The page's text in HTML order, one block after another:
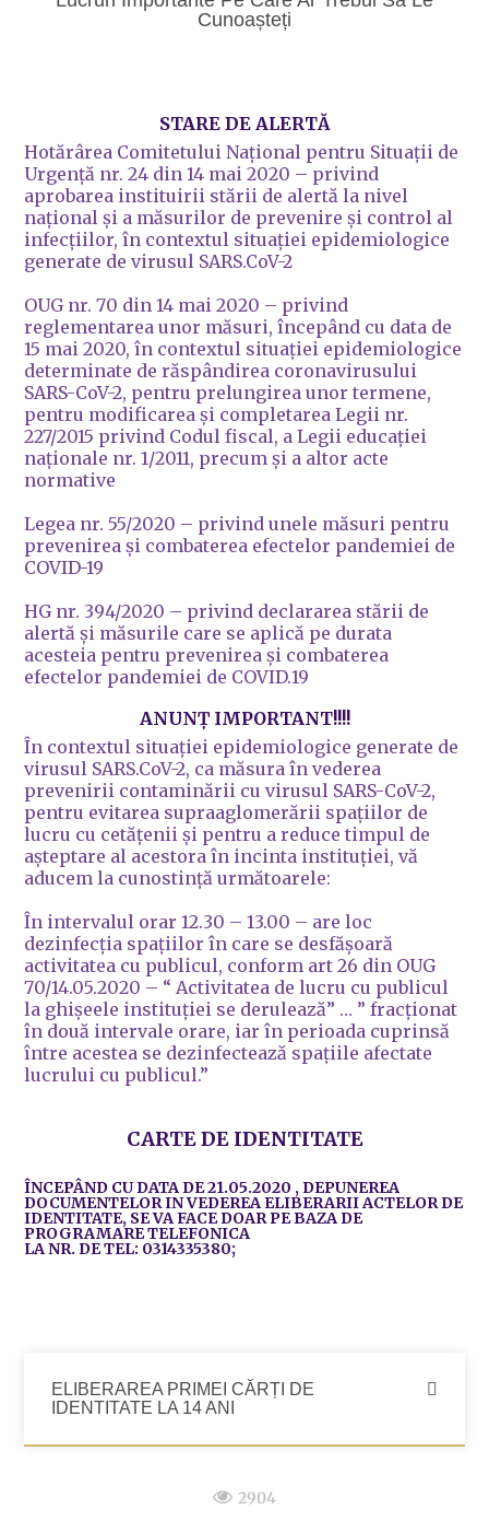
Cunoașteți
STARE DE ALERTĂ
Hotărârea Comitetului Naţional pentru Situaţii de
Urgenţă nr. 24 din 14 mai 2020 – privind
aprobarea instituirii stării de alertă la nivel
naţional şi a măsurilor de prevenire şi control al
infecţiilor, în contextul situaţiei epidemiologice
generate de virusul SARS.CoV-2
OUG nr. 70 din 14 mai 2020 – privind
reglementarea unor măsuri, începând cu data de
15 mai 2020, în contextul situaţiei epidemiologice
determinate de răspândirea coronavirusului
SARS-CoV-2, pentru prelungirea unor termene,
pentru modificarea şi completarea Legii nr.
227/2015 privind Codul fiscal, a Legii educaţiei
naţionale nr. 1/2011, precum şi a altor acte
normative
Legea nr. 55/2020 – privind unele măsuri pentru
prevenirea şi combaterea efectelor pandemiei de
COVID-19
HG nr. 394/2020 – privind declararea stării de
alertă şi măsurile care se aplică pe durata
acesteia pentru prevenirea şi combaterea
efectelor pandemiei de COVID.19
ANUNȚ IMPORTANT!!!!
În contextul situaţiei epidemiologice generate de
virusul SARS.CoV-2, ca măsura în vederea
prevenirii contaminării cu virusul SARS-CoV-2,
pentru evitarea supraaglomerării spațiilor de
lucru cu cetățenii și pentru a reduce timpul de
așteptare al acestora în incinta instituției, vă
aducem la cunostință următoarele:
În intervalul orar 12.30 – 13.00 – are loc
dezinfecția spațiilor în care se desfășoară
activitatea cu publicul, conform art 26 din OUG
70/14.05.2020 – “ Activitatea de lucru cu publicul
la ghișeele instituției se derulează” … ” fracționat
în două intervale orare, iar în perioada cuprinsă
între acestea se dezinfectează spațiile afectate
lucrului cu publicul.”
CARTE DE IDENTITATE
ÎNCEPÂND CU DATA DE 21.05.2020 , DEPUNEREA
DOCUMENTELOR IN VEDEREA ELIBERARII ACTELOR DE
IDENTITATE, SE VA FACE DOAR PE BAZA DE
PROGRAMARE TELEFONICA
LA NR. DE TEL: 0314335380;
ELIBERAREA PRIMEI CĂRȚI DE
IDENTITATE LA 14 ANI
2904